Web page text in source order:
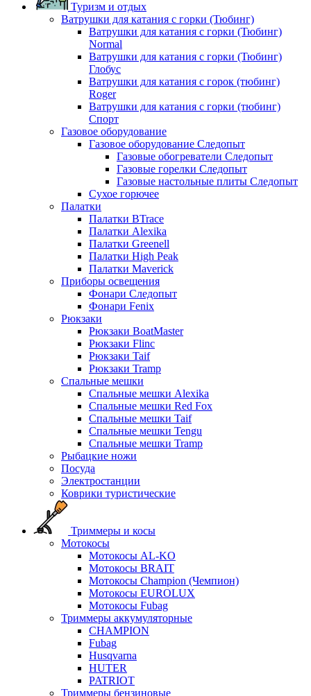
Туризм и отдых
Ватрушки для катания с горки (Тюбинг)
Ватрушки для катания с горки (Тюбинг)
Normal
Ватрушки для катания с горки (Тюбинг)
Глобус
Ватрушки для катания с горок (тюбинг)
Roger
Ватрушки для катания с горки (тюбинг)
Спорт
Газовое оборудование
Газовое оборудование Следопыт
Газовые обогреватели Следопыт
Газовые горелки Следопыт
Газовые настольные плиты Следопыт
Сухое горючее
Палатки
Палатки BTrace
Палатки Alexika
Палатки Greenell
Палатки High Peak
Палатки Maverick
Приборы освещения
Фонари Следопыт
Фонари Fenix
Рюкзаки
Рюкзаки BoatMaster
Рюкзаки Flinc
Рюкзаки Taif
Рюкзаки Tramp
Спальные мешки
Спальные мешки Alexika
Спальные мешки Red Fox
Спальные мешки Taif
Спальные мешки Tengu
Спальные мешки Tramp
Рыбацкие ножи
Посуда
Электростанции
Коврики туристические
Триммеры и косы
Мотокосы
Мотокосы AL-KO
Мотокосы BRAIT
Мотокосы Champion (Чемпион)
Мотокосы EUROLUX
Мотокосы Fubag
Триммеры аккумуляторные
CHAMPION
Fubag
Husqvarna
HUTER
PATRIOT
Триммеры бензиновые